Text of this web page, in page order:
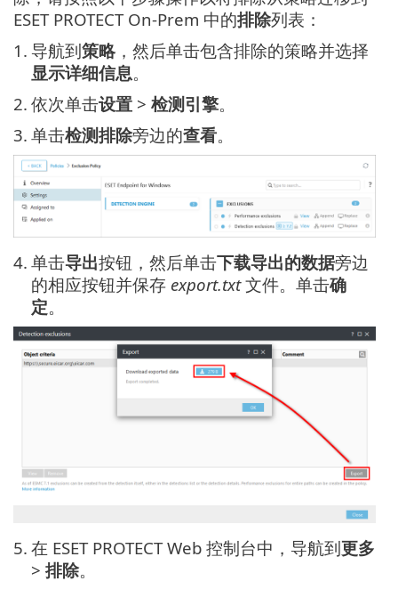
ESET PROTECT On-Prem 中的排除列表：
1. 导航到策略 ，然后单击包含排除的策略并选择
显示详细信息。
2. 依次单击设置 > 检测引擎。
3. 单击检测排除旁边的查看。
4. 单击导出按钮，然后单击下载导出的数据旁边
的相应按钮并保存 export.txt文件。单击确
定。
5. 在 ESET PROTECT Web 控制台中，导航到更多
> 排除。